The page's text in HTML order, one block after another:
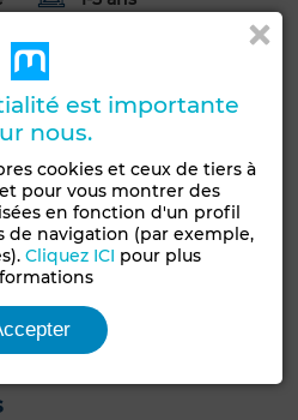
montagnes Piscine
Meublé Salon européen
central Sécurité
ondes
est importante
nous.
cookies et ceux de tiers à
pour vous montrer des
en fonction d'un profil
de navigation (par exemple,
Cliquez ICI pour plus